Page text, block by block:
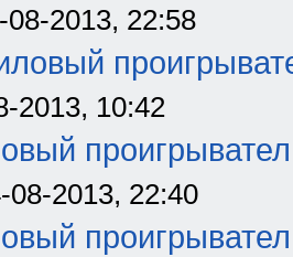
08-2013, 22:58
2013, 10:42
08-2013, 22:40